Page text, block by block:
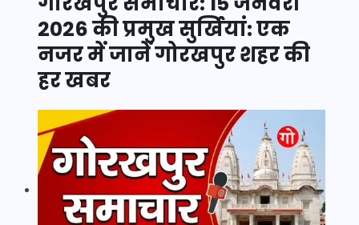
2026 की प्रमुख सुर्खियां: एक
नजर में जानें गोरखपुर शहर की
हर खबर